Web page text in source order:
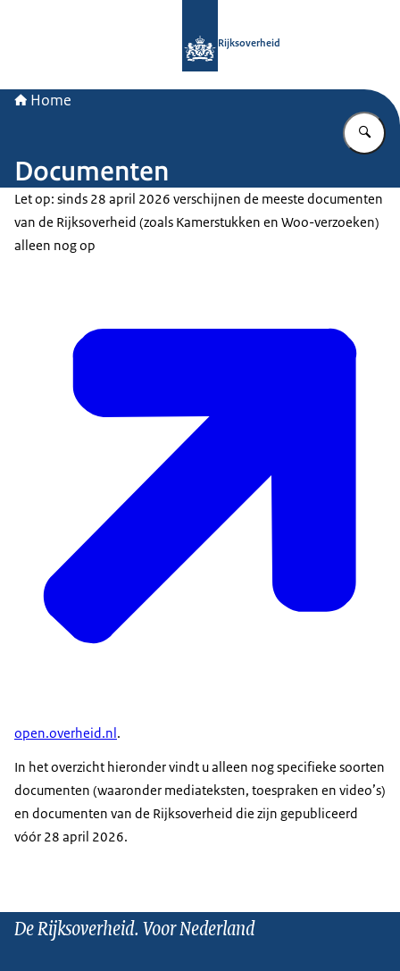
Rijksoverheid
Home
Documenten
Let op: sinds 28 april 2026 verschijnen de meeste documenten
van de Rijksoverheid (zoals Kamerstukken en Woo-verzoeken)
alleen nog op
open.overheid.nl.
In het overzicht hieronder vindt u alleen nog specifieke soorten
documenten (waaronder mediateksten, toespraken en video’s)
en documenten van de Rijksoverheid die zijn gepubliceerd
vóór 28 april 2026.
De Rijksoverheid. Voor Nederland